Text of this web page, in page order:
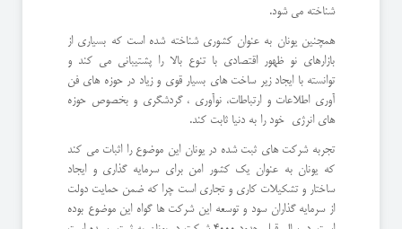
شناخته می شود.
همچنین یونان به عنوان کشوری شناخته شده است که بسیاری از
بازارهای نو ظهور اقتصادی با تنوع بالا را پشتیبانی می کند و
توانسته با ایجاد زیر ساخت های بسیار قوی و زیاد در حوزه های فن
آوری اطلاعات و ارتباطات، نوآوری ، گردشگری و بخصوص حوزه
های انرژی خود را به دنیا ثابت کند.
تجربه شرکت های ثبت شده در یونان این موضوع را اثبات می کند
که یونان به عنوان یک کشور امن برای سرمایه گذاری و ایجاد
ساختار و تشکیلات کاری و تجاری است چرا که ضمن حمایت دولت
از سرمایه گذاران سود و توسعه این شرکت ها گواه این موضوع بوده